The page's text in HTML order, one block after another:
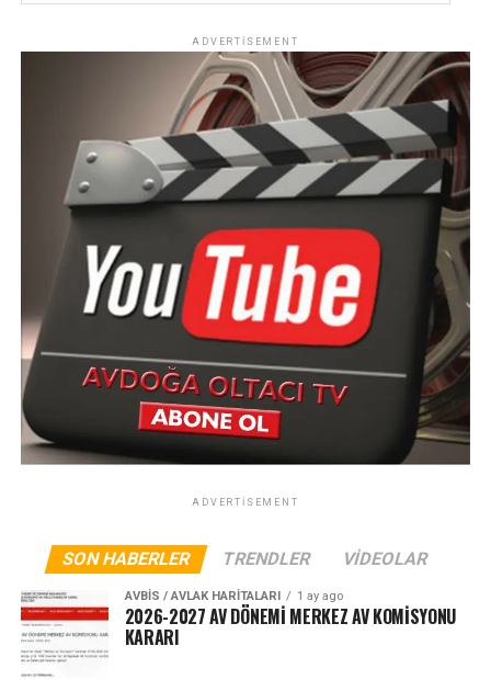
ADVERTISEMENT
ADVERTISEMENT
SON HABERLER TRENDLER VIDEOLAR
AVBIS / AVLAK HARITALARI 1 ay ago
2026-2027 AV DÖNEMİ MERKEZ AV KOMİSYONU
KARARI